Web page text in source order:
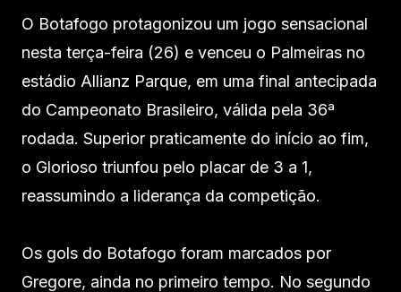
O Botafogo protagonizou um jogo sensacional
nesta terça-feira (26) e venceu o Palmeiras no
estádio Allianz Parque, em uma final antecipada
do Campeonato Brasileiro, válida pela 36ª
rodada. Superior praticamente do início ao fim,
o Glorioso triunfou pelo placar de 3 a 1,
reassumindo a liderança da competição.
Os gols do Botafogo foram marcados por
Gregore, ainda no primeiro tempo. No segundo